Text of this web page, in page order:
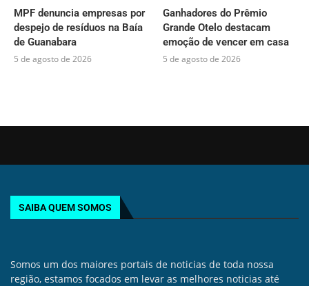
MPF denuncia empresas por
despejo de resíduos na Baía
de Guanabara
5 de agosto de 2026
Ganhadores do Prêmio
Grande Otelo destacam
emoção de vencer em casa
5 de agosto de 2026
SAIBA QUEM SOMOS
Somos um dos maiores portais de noticias de toda nossa
região, estamos focados em levar as melhores noticias até